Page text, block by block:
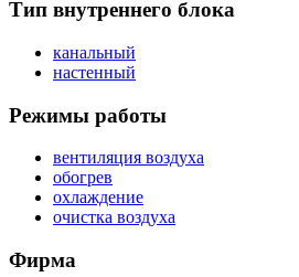
Тип внутреннего блока
канальный
настенный
Режимы работы
вентиляция воздуха
обогрев
охлаждение
очистка воздуха
Фирма